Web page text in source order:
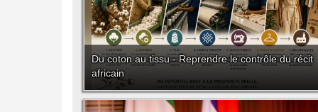
Du coton au tissu - Reprendre le contrôle du récit
africain